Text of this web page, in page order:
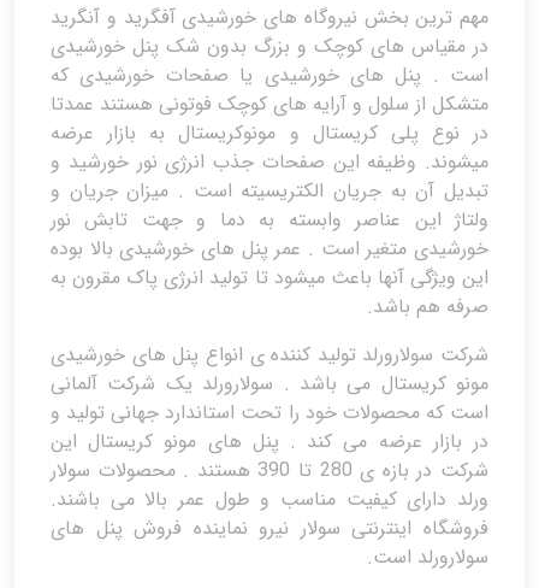
مهم ترین بخش نیروگاه های خورشیدی آفگرید و آنگرید
در مقیاس های کوچک و بزرگ بدون شک پنل خورشیدی
است . پنل های خورشیدی یا صفحات خورشیدی که
متشکل از سلول و آرایه های کوچک فوتونی هستند عمدتا
در نوع پلی کریستال و مونوکریستال به بازار عرضه
میشوند. وظیفه این صفحات جذب انرژی نور خورشید و
تبدیل آن به جریان الکتریسیته است . میزان جریان و
ولتاژ این عناصر وابسته به دما و جهت تابش نور
خورشیدی متغیر است . عمر پنل های خورشیدی بالا بوده
این ویژگی آنها باعث میشود تا تولید انرژی پاک مقرون به
صرفه هم باشد.
شرکت سولارورلد تولید کننده ی انواع پنل های خورشیدی
مونو کریستال می باشد . سولارورلد یک شرکت آلمانی
است که محصولات خود را تحت استاندارد جهانی تولید و
در بازار عرضه می کند . پنل های مونو کریستال این
شرکت در بازه ی 280 تا 390 هستند . محصولات سولار
ورلد دارای کیفیت مناسب و طول عمر بالا می باشند.
فروشگاه اینترنتی سولار نیرو نماینده فروش پنل های
سولارورلد است.